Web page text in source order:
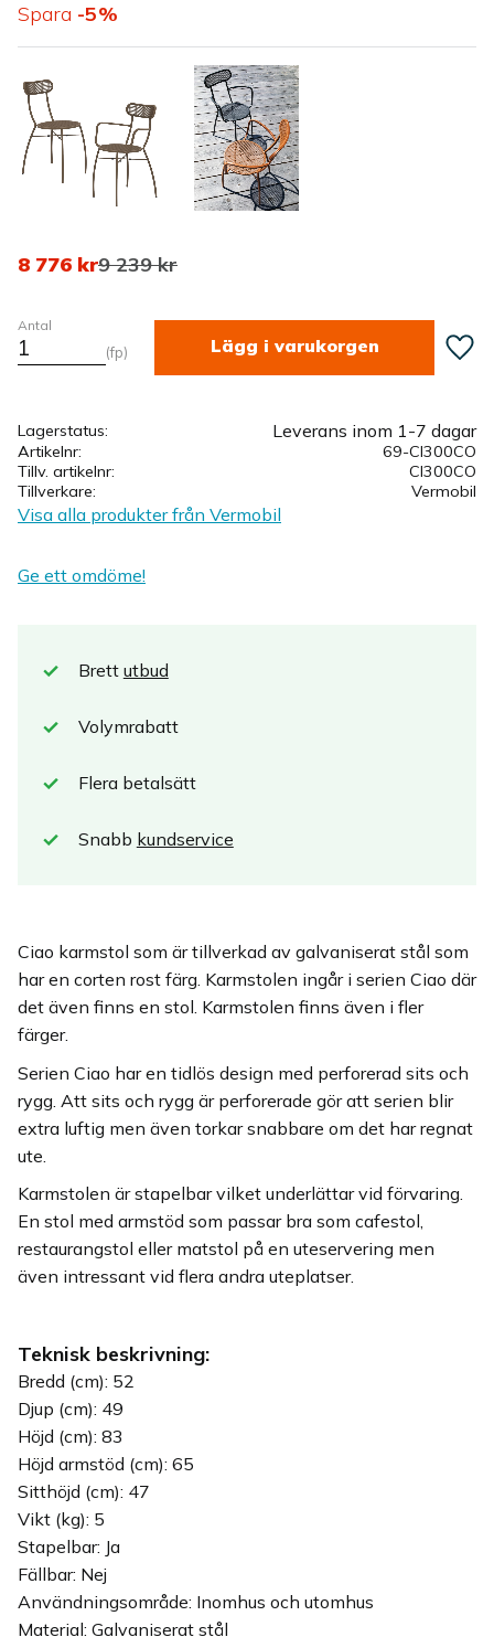
Spara 5%
Nedsatt pris:
8 776 krOrdinarie pris:
9 239kr
Antal
fp Lägg
Lagerstatus Leverans inom 1-7 dagar
Artikelnr
69-CI300CO
Tillv. artikelnr
CI300CO
Tillverkare
Vermobil
Visa alla produkter från Vermobil
Ge ett omdöme!
Brett utbud
Volymrabatt
Flera betalsätt
Snabb kundservice
Ciao karmstol som är tillverkad av galvaniserat stål som
har en corten rost färg. Karmstolen ingår i serien Ciao där
det även finns en stol. Karmstolen finns även i fler
färger.
Serien Ciao har en tidlös design med perforerad sits och
rygg. Att sits och rygg är perforerade gör att serien blir
extra luftig men även torkar snabbare om det har regnat
ute.
Karmstolen är stapelbar vilket underlättar vid förvaring.
En stol med armstöd som passar bra som cafestol,
restaurangstol eller matstol på en uteservering men
även intressant vid flera andra uteplatser.
Teknisk beskrivning:
Bredd (cm): 52
Djup (cm): 49
Höjd (cm): 83
Höjd armstöd (cm): 65
Sitthöjd (cm): 47
Vikt (kg): 5
Stapelbar: Ja
Fällbar: Nej
Användningsområde: Inomhus och utomhus
Material: Galvaniserat stål